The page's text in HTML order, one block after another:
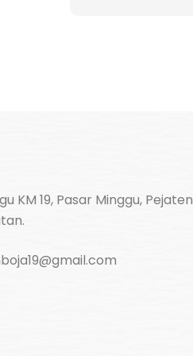
KM 19, Pasar Minggu, Pejaten